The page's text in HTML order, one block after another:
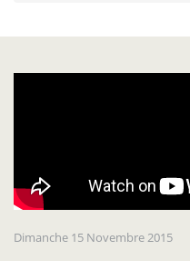
Dimanche 15 Novembre 2015